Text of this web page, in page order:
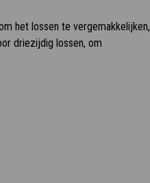
het lossen te vergemakkelijken,
driezijdig lossen, om